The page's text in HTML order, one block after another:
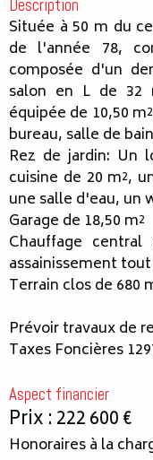
Description
Située à 50 m du
de l'année 78,
composée d'un
salon en L de 32
équipée de 10,50
bureau, salle de
Rez de jardin: Un
cuisine de 20 m²,
une salle d'eau, un
Garage de 18,50 m²
Chauffage
assainissement
Terrain clos de 680
Prévoir travaux de
Taxes Foncières
Aspect financier
Prix : 222 600 €
Honoraires à la